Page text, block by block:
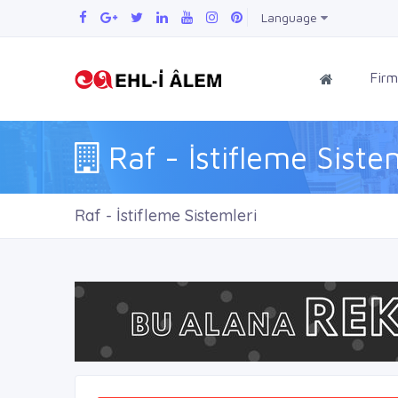
Language
Raf - İstifleme
Raf - İstifleme Sistemleri